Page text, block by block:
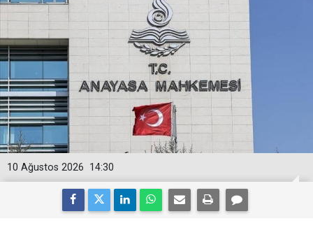
14:30
10 Ağustos 2026